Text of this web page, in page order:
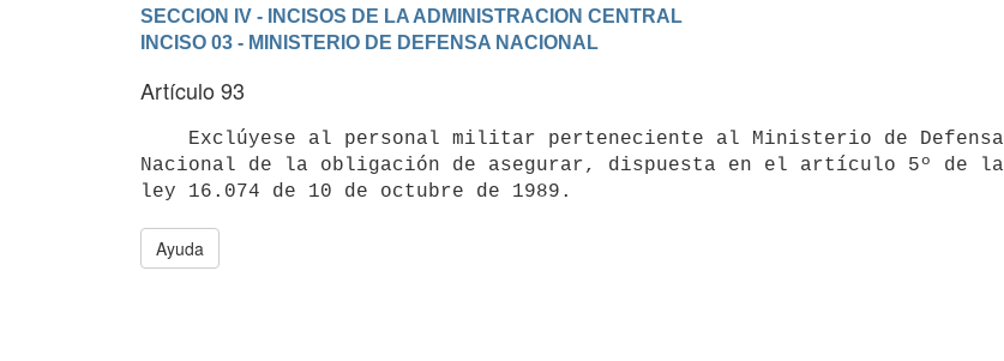
SECCION IV - INCISOS DE LA ADMINISTRACION CENTRAL
INCISO 03 - MINISTERIO DE DEFENSA NACIONAL
Artículo 93
Nacional de la obligación de asegurar, dispuesta en el artículo 5º de la
Ayuda